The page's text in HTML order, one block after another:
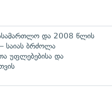
და 2008 წლის
საიას ბრძოლა
უფლებებისა და